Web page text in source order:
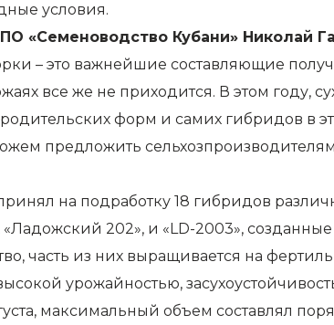
условия.
«Семеноводство Кубани» Николай
– это важнейшие составляющие
все же не приходится. В этом году,
форм и самих гибридов в
предложить
на подработку 18 гибридов
202», и «LD-2003»,
часть из них выращивается на
урожайностью,
максимальный объем составлял